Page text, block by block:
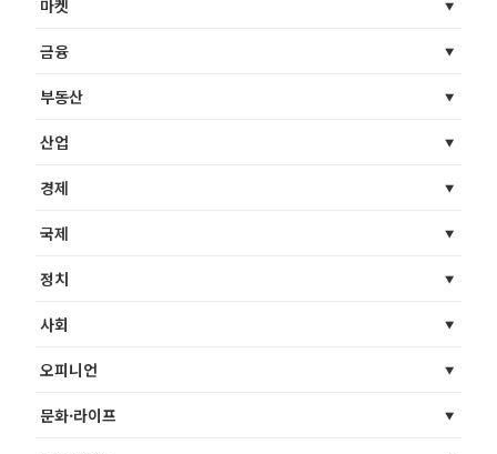
마켓
금융
부동산
산업
경제
국제
정치
사회
오피니언
문화·라이프